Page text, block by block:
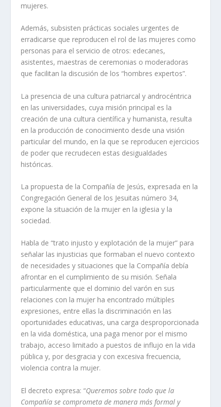
mujeres.
Además, subsisten prácticas sociales urgentes de
erradicarse que reproducen el rol de las mujeres como
personas para el servicio de otros: edecanes,
asistentes, maestras de ceremonias o moderadoras
que facilitan la discusión de los “hombres expertos”.
La presencia de una cultura patriarcal y androcéntrica
en las universidades, cuya misión principal es la
creación de una cultura científica y humanista, resulta
en la producción de conocimiento desde una visión
particular del mundo, en la que se reproducen ejercicios
de poder que recrudecen estas desigualdades
históricas.
La propuesta de la Compañía de Jesús, expresada en la
Congregación General de los Jesuitas número 34,
expone la situación de la mujer en la iglesia y la
sociedad.
Habla de “trato injusto y explotación de la mujer” para
señalar las injusticias que formaban el nuevo contexto
de necesidades y situaciones que la Compañía debía
afrontar en el cumplimiento de su misión. Señala
particularmente que el dominio del varón en sus
relaciones con la mujer ha encontrado múltiples
expresiones, entre ellas la discriminación en las
oportunidades educativas, una carga desproporcionada
en la vida doméstica, una paga menor por el mismo
trabajo, acceso limitado a puestos de influjo en la vida
pública y, por desgracia y con excesiva frecuencia,
violencia contra la mujer.
El decreto expresa: “Queremos sobre todo que la
Compañía se comprometa de manera más formal y